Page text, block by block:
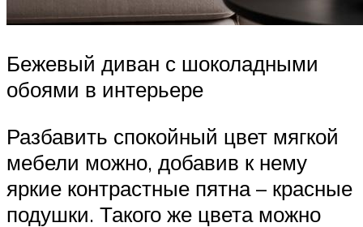
Бежевый диван с шоколадными
обоями в интерьере
Разбавить спокойный цвет мягкой
мебели можно, добавив к нему
яркие контрастные пятна – красные
подушки. Такого же цвета можно